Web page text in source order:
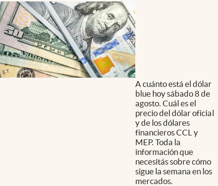
A cuánto está el dólar
blue hoy sábado 8 de
agosto. Cuál es el
precio del dólar oficial
y de los dólares
financieros CCL y
MEP. Toda la
información que
necesitás sobre cómo
sigue la semana en los
mercados.